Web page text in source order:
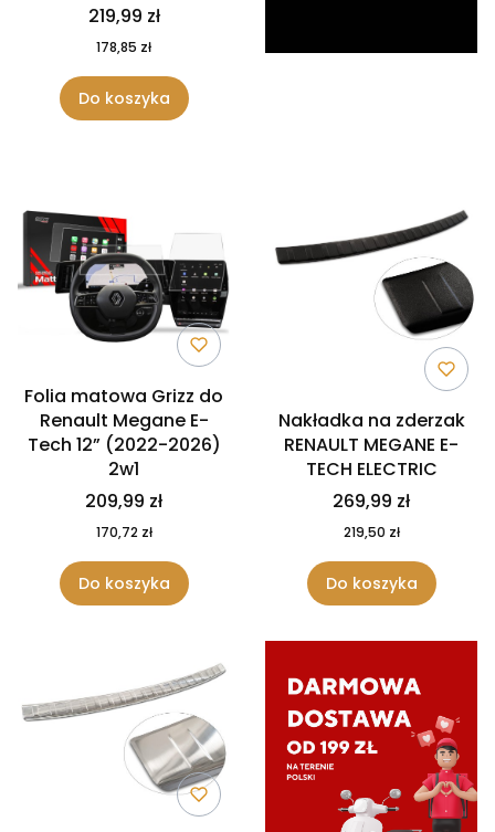
219,99 zł
178,85 zł
Do koszyka
Folia matowa Grizz do
Renault Megane E-
Tech 12” (2022-2026)
2w1
209,99 zł
170,72 zł
Do koszyka
Nakładka na zderzak
RENAULT MEGANE E-
TECH ELECTRIC
269,99 zł
219,50 zł
Do koszyka